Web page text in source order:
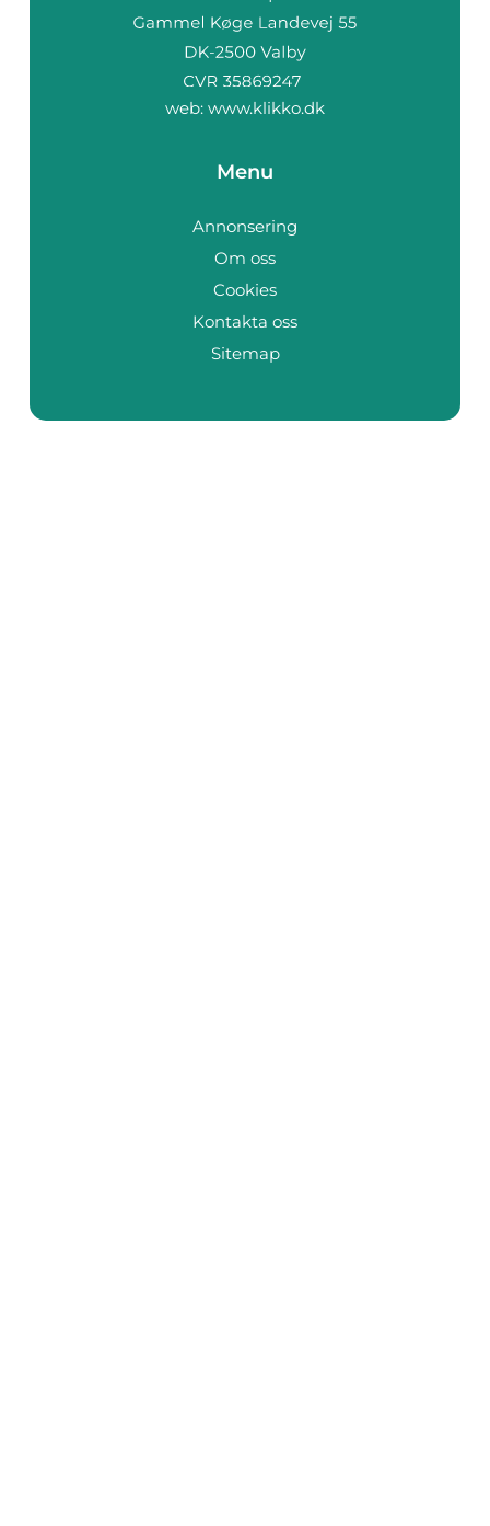
web: www.klikko.dk
Menu
Annonsering
Om oss
Cookies
Kontakta oss
Sitemap